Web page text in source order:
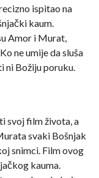
ispitao na
kaum.
Amor i Murat,
ne umije da sluša
ni Božiju poruku.
svoj film života, a
svaki Bošnjak
snimci. Film ovog
kauma.